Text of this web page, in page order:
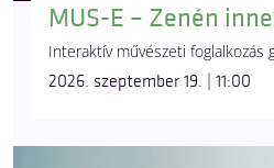
MUS-E – Zenén
Interaktív művészeti foglalkozás
2026. szeptember 19. | 11:00